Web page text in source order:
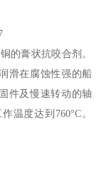
的膏状抗咬合剂。
滑在腐蚀性强的船
件及慢速转动的轴
温度达到760°C。